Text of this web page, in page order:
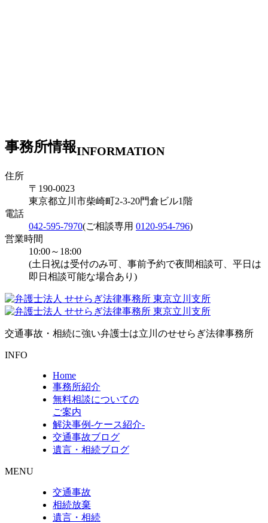
事務所情報INFORMATION
住所
〒190-0023
東京都立川市柴崎町2-3-20門倉ビル1階
電話
042-595-7970(ご相談専用 0120-954-796)
営業時間
10:00～18:00
(土日祝は受付のみ可、事前予約で夜間相談可、平日は
即日相談可能な場合あり)
交通事故・相続に強い弁護士は立川のせせらぎ法律事務所
INFO
Home
事務所紹介
無料相談についての
ご案内
解決事例-ケース紹介-
交通事故ブログ
遺言・相続ブログ
MENU
交通事故
相続放棄
遺言・相続